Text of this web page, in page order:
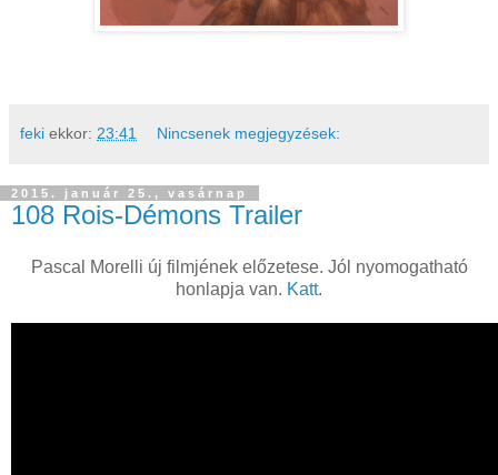
feki ekkor: 23:41 Nincsenek megjegyzések:
2015. január 25., vasárnap
108 Rois-Démons Trailer
Pascal Morelli új filmjének előzetese. Jól nyomogatható
honlapja van. Katt.